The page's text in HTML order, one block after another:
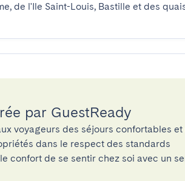
de l'Ile Saint-Louis, Bastille et des
par GuestReady
voyageurs des séjours confortables et
dans le respect des standards
confort de se sentir chez soi avec un